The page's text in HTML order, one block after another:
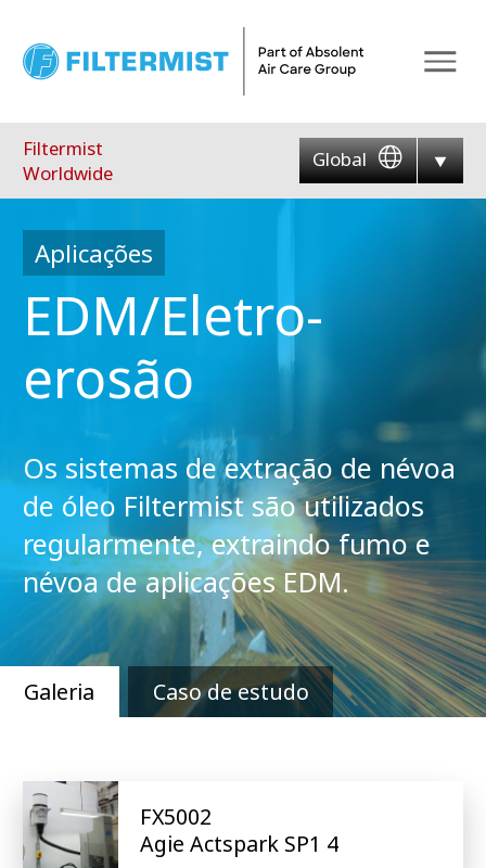
Filtermist
Worldwide
Global
Aplicações
EDM/Eletro-
erosão
Os sistemas de extração de névoa
de óleo Filtermist são utilizados
regularmente, extraindo fumo e
névoa de aplicações EDM.
Galeria Caso de estudo
FX5002
Agie Actspark SP1 4